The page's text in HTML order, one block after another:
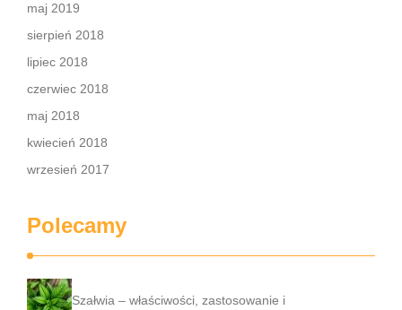
maj 2019
sierpień 2018
lipiec 2018
czerwiec 2018
maj 2018
kwiecień 2018
wrzesień 2017
Polecamy
Szałwia – właściwości, zastosowanie i